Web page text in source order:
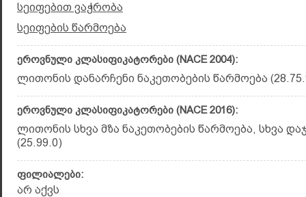
სეიფებით ვაჭრობა
სეიფების წარმოება
ეროვნული კლასიფიკატორები (NACE 2004):
ლითონის დანარჩენი ნაკეთობების წარმოება
ეროვნული კლასიფიკატორები (NACE 2016):
ლითონის სხვა მზა ნაკეთობების წარმოება, სხვა
(25.99.0)
ფილიალები:
არ აქვს